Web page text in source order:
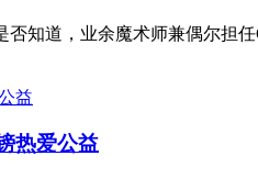
知道，业余魔术师兼偶尔担任
热爱公益